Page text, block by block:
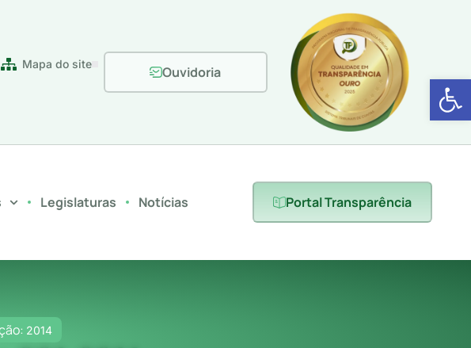
Abrir
Mapa do site
Ouvidoria
Legislaturas Notícias Portal Transparência
2014